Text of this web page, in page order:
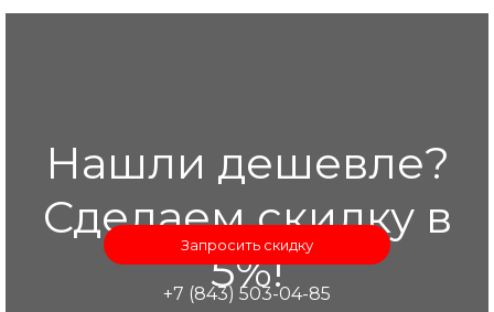
Нашли дешевле?
Сделаем скидку в
5%!
Запросить скидку
+7 (843) 503-04-85